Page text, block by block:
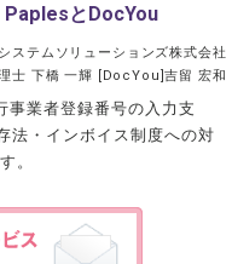
PaplesとDocYou
ステムソリューションズ株式会社
士 下橋 一輝 [DocYou]吉留 宏和
事業者登録番号の入力支
法・インボイス制度への対
。